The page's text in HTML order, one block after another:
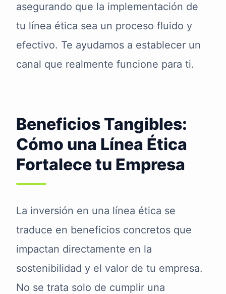
asegurando que la implementación de
tu línea ética sea un proceso fluido y
efectivo. Te ayudamos a establecer un
canal que realmente funcione para ti.
Beneficios Tangibles:
Cómo una Línea Ética
Fortalece tu Empresa
La inversión en una línea ética se
traduce en beneficios concretos que
impactan directamente en la
sostenibilidad y el valor de tu empresa.
No se trata solo de cumplir una